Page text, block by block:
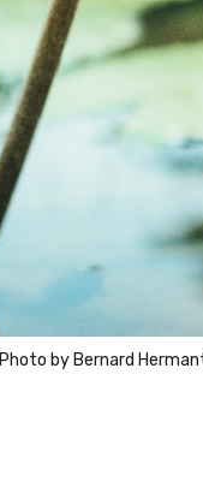
Photo by Bernard